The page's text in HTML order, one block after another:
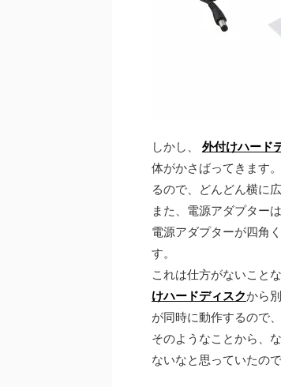
しかし、 外付けハード
体がかさばってきます
るので、どんどん横に
また、電源アダプター
電源アダプターが四角
す。
これは仕方がないこと
けハードディスクから
が同時に動作するので
そのようなことから、
ないなと思っていたので